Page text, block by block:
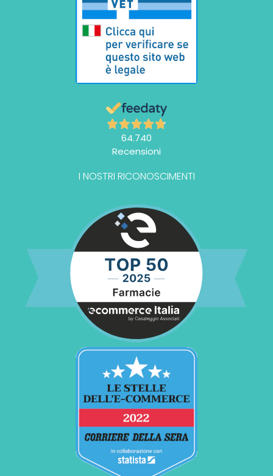
64.740
Recensioni
I NOSTRI RICONOSCIMENTI